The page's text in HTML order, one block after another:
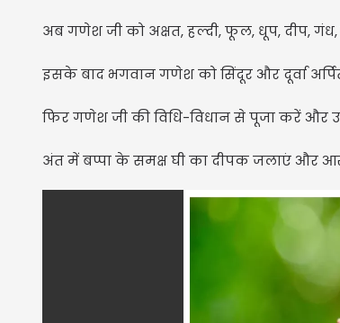
अब गणेश जी को अक्षत, हल्दी, फूल, धूप, दीप,
इसके बाद भगवान गणेश को सिंदूर और दूर्वा
फिर गणेश जी की विधि-विधान से पूजा करें और
अंत में बप्पा के समक्ष घी का दीपक जलाएं और